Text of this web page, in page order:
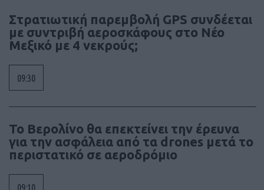
Στρατιωτική παρεμβολή GPS συνδέεται
με συντριβή αεροσκάφους στο Νέο
Μεξικό με 4 νεκρούς;
09:30
Το Βερολίνο θα επεκτείνει την έρευνα
για την ασφάλεια από τα drones μετά το
περιστατικό σε αεροδρόμιο
09:10